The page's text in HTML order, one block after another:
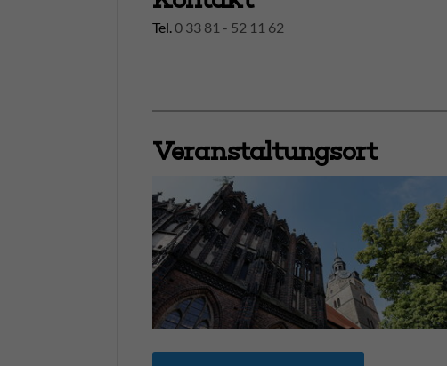
Tel. 0 33 81 - 52 11 62
Veranstaltungsort